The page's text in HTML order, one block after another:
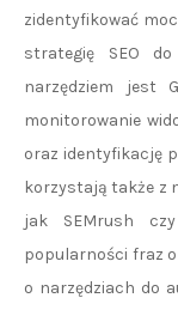
zidentyfikować
strategię SEO
narzędziem jest
monitorowanie
oraz identyfikację
korzystają także z
jak SEMrush
popularności fraz
o narzędziach do